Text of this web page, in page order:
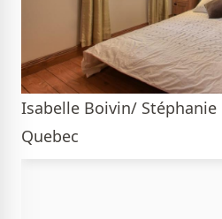
Isabelle Boivin/ Stéphanie
Quebec